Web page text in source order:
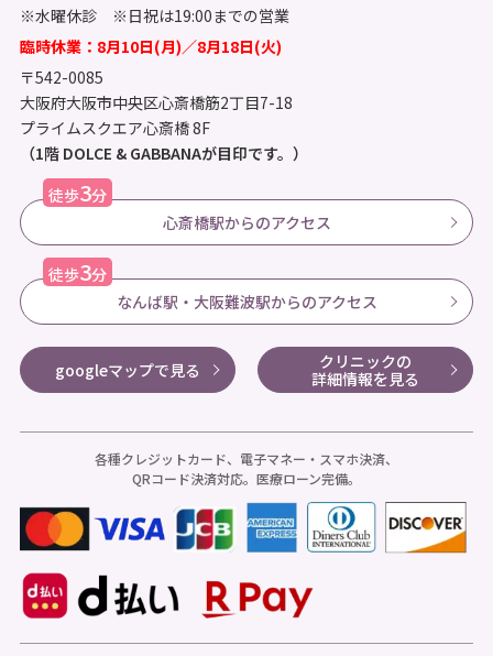
※水曜休診 ※日祝は19:00までの営業
臨時休業：8月10日(月)／8月18日(火)
〒542-0085
大阪府大阪市中央区心斎橋筋2丁目7-18
プライムスクエア心斎橋 8F
（1階 DOLCE & GABBANAが目印です。）
徒歩3分
心斎橋駅からのアクセス
徒歩3分
なんば駅・大阪難波駅からのアクセス
googleマップで見る
クリニックの
詳細情報を見る
各種クレジットカード、電子マネー・スマホ決済、
QRコード決済対応。医療ローン完備。